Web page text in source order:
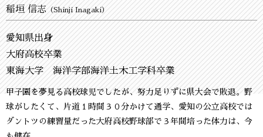
稲垣 信志（Shinji Inagaki）
愛知県出身
大府高校卒業
東海大学 海洋学部海洋土木工学科卒業
甲子園を夢見る高校球児でしたが、努力足りずに県大会で敗退。野
球がしたくて、片道１時間３０分かけて通学、愛知の公立高校では
ダントツの練習量だった大府高校野球部で３年間培った体力は、今